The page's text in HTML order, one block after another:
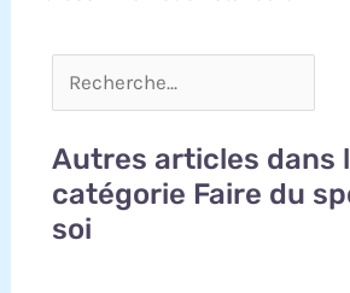
Autres articles dans
catégorie Faire du
soi